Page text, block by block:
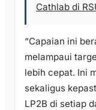
Cathlab di
“Capaian ini
melampaui
lebih cepat. Ini
sekaligus
LP2B di setiap